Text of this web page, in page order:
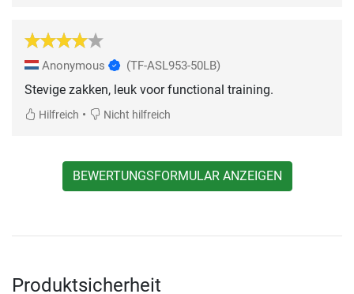
Anonymous (TF-ASL953-50LB)
Stevige zakken, leuk voor functional training.
Hilfreich • Nicht hilfreich
BEWERTUNGSFORMULAR ANZEIGEN
Produktsicherheit